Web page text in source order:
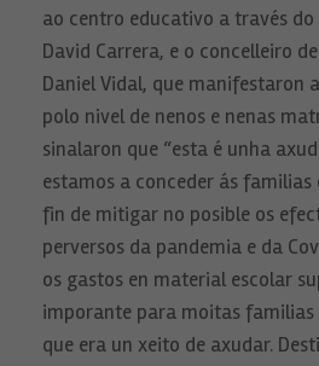
ao centro educativo a través
David Carrera, e o concelleiro
Daniel Vidal, que manifestaron
polo nivel de nenos e nenas
sinalaron que “esta é unha
estamos a conceder ás familias
fin de mitigar no posible os
perversos da pandemia e da
os gastos en material escolar
imporante para moitas familias
que era un xeito de axudar.